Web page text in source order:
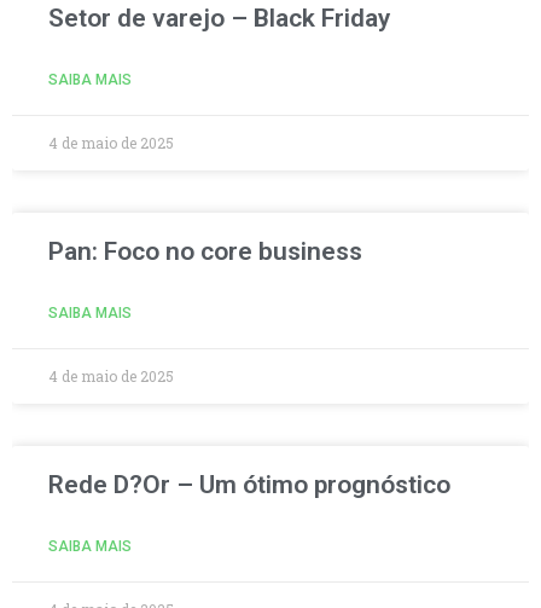
Setor de varejo – Black Friday
SAIBA MAIS
4 de maio de 2025
Pan: Foco no core business
SAIBA MAIS
4 de maio de 2025
Rede D?Or – Um ótimo prognóstico
SAIBA MAIS